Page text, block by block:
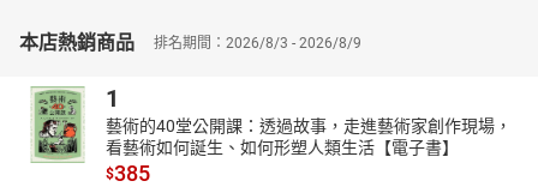
真實的善良正直讓他每次都差點上當，幸好在機靈的庫洛提點下，
是而非、以假亂真的騙術，例如：
•商人推銷手法：「面紙大特價，平常一盒200抽要價180元，
今天一盒150抽只要150元！」
•黑心賭場伎倆：「投擲兩枚硬幣，會出現正正、正反、反反三
本店熱銷商品 排名期間：2026/8/3 - 2026/8/9
1
藝術的40堂公開課：透過故事，走進藝術家創作現場，
看藝術如何誕生、如何形塑人類生活【電子書】
$385